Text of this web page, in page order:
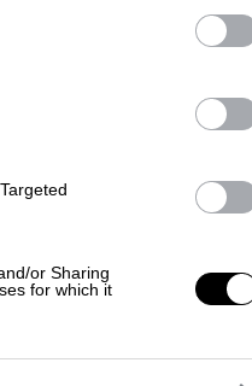
or Sharing
for which it
έχει
για
της
να ζήσει
. Η Μάρω
Η Μάρω
αυτές οι
είναι
ότι φταίει